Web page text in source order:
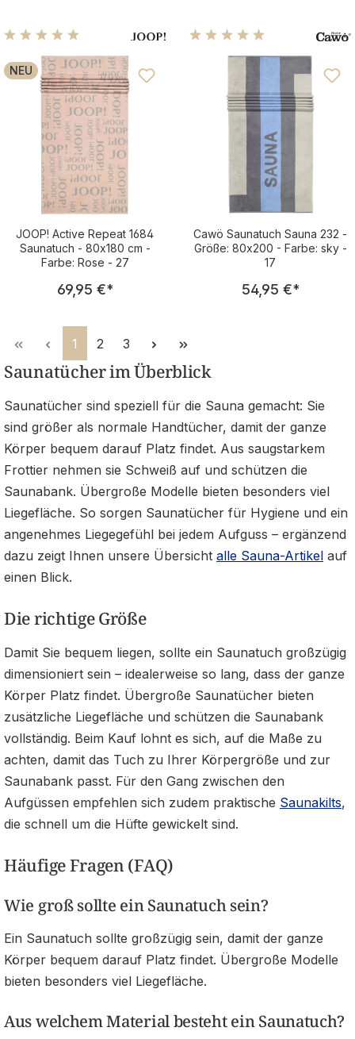
Durchschnittliche Bewertung von 5 von 5 Sternen
NEU
JOOP! Active Repeat 1684
Saunatuch - 80x180 cm -
Farbe: Rose - 27
Regulärer Preis:
69,95 €*
Durchschnittliche
Cawö Saunatuch Sauna 232 -
Größe: 80x200 - Farbe: sky -
17
Regulärer
54,95 €*
Seite
1 Seite
2 Seite
3
Saunatücher im Überblick
Saunatücher sind speziell für die Sauna gemacht: Sie
sind größer als normale Handtücher, damit der ganze
Körper bequem darauf Platz findet. Aus saugstarkem
Frottier nehmen sie Schweiß auf und schützen die
Saunabank. Übergroße Modelle bieten besonders viel
Liegefläche. So sorgen Saunatücher für Hygiene und ein
angenehmes Liegegefühl bei jedem Aufguss – ergänzend
dazu zeigt Ihnen unsere Übersicht alle Sauna-Artikel auf
einen Blick.
Die richtige Größe
Damit Sie bequem liegen, sollte ein Saunatuch großzügig
dimensioniert sein – idealerweise so lang, dass der ganze
Körper Platz findet. Übergroße Saunatücher bieten
zusätzliche Liegefläche und schützen die Saunabank
vollständig. Beim Kauf lohnt es sich, auf die Maße zu
achten, damit das Tuch zu Ihrer Körpergröße und zur
Saunabank passt. Für den Gang zwischen den
Aufgüssen empfehlen sich zudem praktische Saunakilts,
die schnell um die Hüfte gewickelt sind.
Häufige Fragen (FAQ)
Wie groß sollte ein Saunatuch sein?
Ein Saunatuch sollte großzügig sein, damit der ganze
Körper bequem darauf Platz findet. Übergroße Modelle
bieten besonders viel Liegefläche.
Aus welchem Material besteht ein Saunatuch?